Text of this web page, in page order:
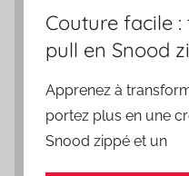
Couture facile
pull en Snood
Apprenez à
portez plus en une
Snood zippé et un